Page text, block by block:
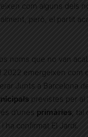
com alguns dels
però, el partit
noms que no van
2022 emergeixen com
Junts a Barcelona
previstes per al
d’unes primàries ,
i ha confirmat El Jardí.